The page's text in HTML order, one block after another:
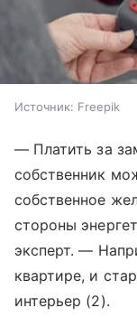
Источник: Freepik
— Платить за
собственник
собственное
стороны
эксперт. —
квартире, и
интерьер (2).